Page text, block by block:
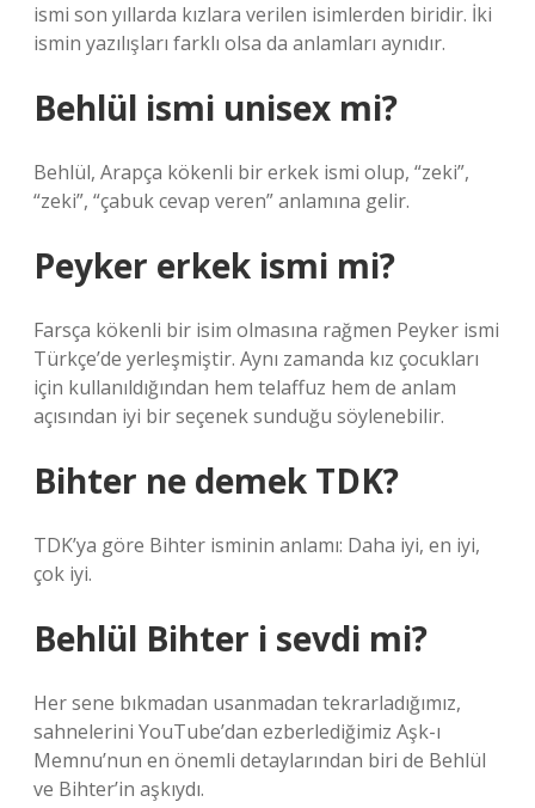
ismi son yıllarda kızlara verilen isimlerden biridir. İki
ismin yazılışları farklı olsa da anlamları aynıdır.
Behlül ismi unisex mi?
Behlül, Arapça kökenli bir erkek ismi olup, “zeki”,
“zeki”, “çabuk cevap veren” anlamına gelir.
Peyker erkek ismi mi?
Farsça kökenli bir isim olmasına rağmen Peyker ismi
Türkçe’de yerleşmiştir. Aynı zamanda kız çocukları
için kullanıldığından hem telaffuz hem de anlam
açısından iyi bir seçenek sunduğu söylenebilir.
Bihter ne demek TDK?
TDK’ya göre Bihter isminin anlamı: Daha iyi, en iyi,
çok iyi.
Behlül Bihter i sevdi mi?
Her sene bıkmadan usanmadan tekrarladığımız,
sahnelerini YouTube’dan ezberlediğimiz Aşk-ı
Memnu’nun en önemli detaylarından biri de Behlül
ve Bihter’in aşkıydı.